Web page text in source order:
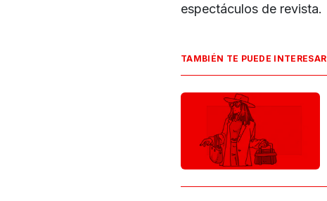
espectáculos de revista.
TAMBIÉN TE PUEDE INTERESAR